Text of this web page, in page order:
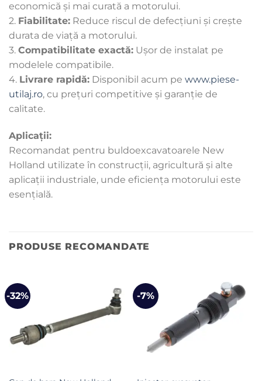
economică și mai curată a motorului.
2. Fiabilitate: Reduce riscul de defecțiuni și crește
durata de viață a motorului.
3. Compatibilitate exactă: Ușor de instalat pe
modelele compatibile.
4. Livrare rapidă: Disponibil acum pe www.piese-
utilaj.ro, cu prețuri competitive și garanție de
calitate.
Aplicații:
Recomandat pentru buldoexcavatoarele New
Holland utilizate în construcții, agricultură și alte
aplicații industriale, unde eficiența motorului este
esențială.
PRODUSE RECOMANDATE
-32% -7%